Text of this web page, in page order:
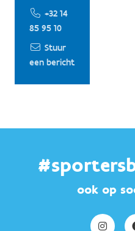
+32 14
85 95 10
Stuur
een bericht
ook op